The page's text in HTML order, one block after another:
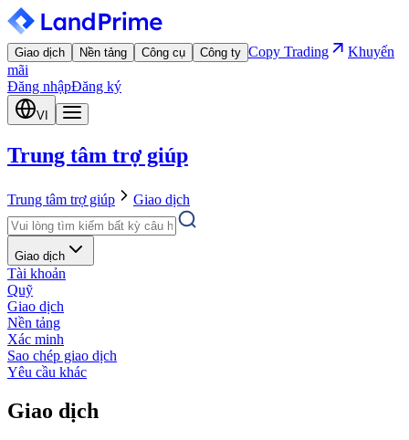
Giao dịch Nền tảng Công cụ Công ty Copy Trading
Khuyến
mãi
Đăng nhậpĐăng ký
VI
Trung tâm trợ giúp
Trung tâm trợ giúp Giao dịch
Giao dịch
Tài khoản
Quỹ
Giao dịch
Nền tảng
Xác minh
Sao chép giao dịch
Yêu cầu khác
Giao dịch